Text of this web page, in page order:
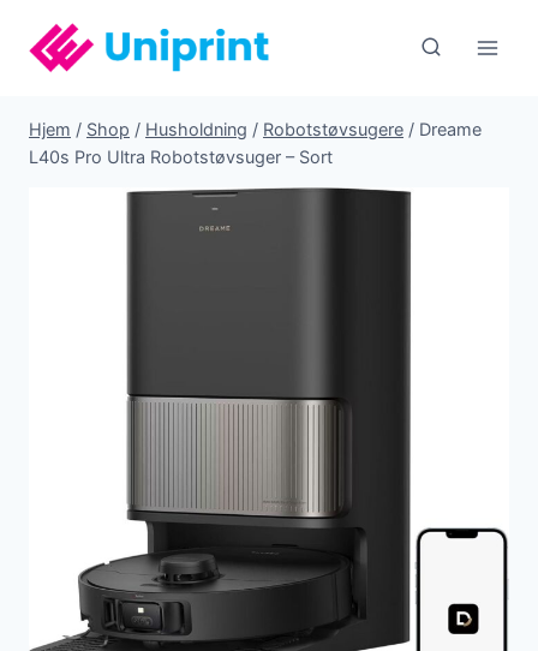
indhold
Hjem / Shop / Husholdning / Robotstøvsugere / Dreame
L40s Pro Ultra Robotstøvsuger – Sort